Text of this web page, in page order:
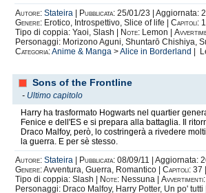
Vincitrice del concorso "Dark vs. Light" indetto
Orgè (Saint Seiya) QUI IL TOPIC
Terza classificata nel concorso "Odi et Amo" -
(Saint Seiya)
Seconda classificata nel concorso "Leap
Seiya)
Autore: Stateira Pubblicata: 25/01/23 | Aggiornata:
Genere: Erotico, Introspettivo, Slice of life | Capitoli:
Tipo di coppia: Yaoi, Slash |
Note: Lemon |
Personaggi: Morizono Aguni, Shuntarō Chishiya,
Categoria:Anime & Manga >Alice in Borderland |
Sons of the Frontline
- Ultimo capitolo
Harry ha trasformato Hogwarts nel quartier
Fenice e dell'ES e si prepara alla battaglia. Il
Draco Malfoy, però, lo costringerà a rivedere
la guerra. E per sè stesso.
Autore: Stateira Pubblicata: 08/09/11 | Aggiornata:
Genere:Avventura, Guerra, Romantico | Capitoli: 37
Tipo di coppia: Slash |
Note: Nessuna | Avvertimenti:
Personaggi: Draco Malfoy, Harry Potter, Un po'